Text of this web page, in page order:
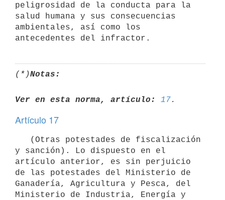
peligrosidad de la conducta para la
salud humana y sus consecuencias
ambientales, así como los
(*)Notas:
Ver en esta norma, artículo: 17
Artículo 17
y sanción). Lo dispuesto en el
artículo anterior, es sin perjuicio
de las potestades del Ministerio de
Ganadería, Agricultura y Pesca, del
Ministerio de Industria, Energía y